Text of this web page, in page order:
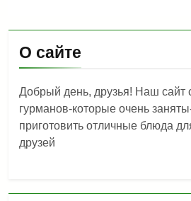
О сайте
Добрый день, друзья! Наш сайт
гурманов-которые очень
приготовить отличные блюда
друзей